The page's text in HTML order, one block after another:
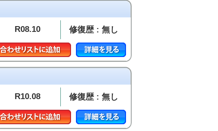
R08.10 修復歴 : 無し
R10.08 修復歴 : 無し